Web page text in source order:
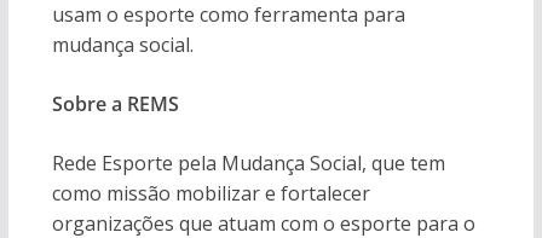
usam o esporte como ferramenta para
mudança social.
Sobre a REMS
Rede Esporte pela Mudança Social, que tem
como missão mobilizar e fortalecer
organizações que atuam com o esporte para o